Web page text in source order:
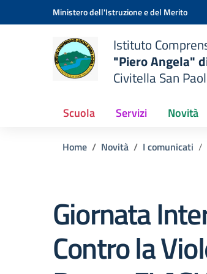
Vai ai contenuti
Vai al menu di navigazioneMinistero dell'Istruzione e del Merito
Istituto
"Piero Angela"
Civitella San
Scuola Servizi Novità
Home Novità I comunicati
Giornata
Contro la